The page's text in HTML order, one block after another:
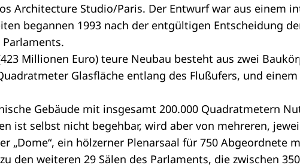
Architecture Studio/Paris. Der Entwurf war aus einem
begannen 1993 nach der entgültigen Entscheidung
Millionen Euro) teure Neubau besteht aus zwei
Glasfläche entlang des Flußufers, und
Gebäude mit insgesamt 200.000 Quadratmetern
ist selbst nicht begehbar, wird aber von mehreren,
„Dome“, ein hölzerner Plenarsaal für 750 Abgeordnete
den weiteren 29 Sälen des Parlaments, die zwischen